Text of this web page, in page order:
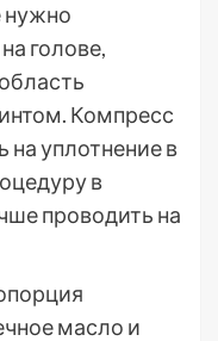
нужно
голове,
Компресс
на уплотнение в
в
проводить на
масло и